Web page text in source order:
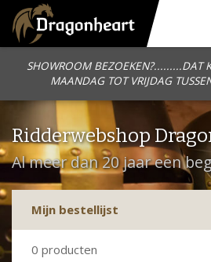
SHOWROOM BEZOEKEN?.........DAT
MAANDAG TOT VRIJDAG
Ridderwebshop
Al meer dan 20 jaar een
Mijn bestellijst
0 producten